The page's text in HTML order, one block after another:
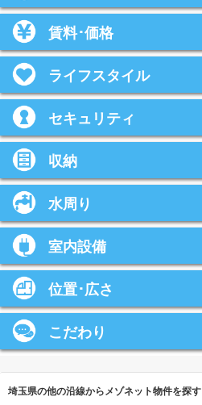
賃料･価格
ライフスタイル
セキュリティ
収納
水周り
室内設備
位置･広さ
こだわり
埼玉県の他の沿線からメゾネット物件を探す